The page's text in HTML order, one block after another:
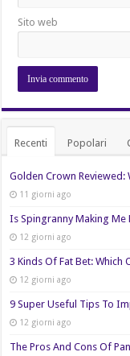
Sito web
Recenti Popolari
Golden Crown Reviewed:
11 giorni ago
Is Spingranny Making Me
12 giorni ago
3 Kinds Of Fat Bet: Which
12 giorni ago
9 Super Useful Tips To
12 giorni ago
The Pros And Cons Of